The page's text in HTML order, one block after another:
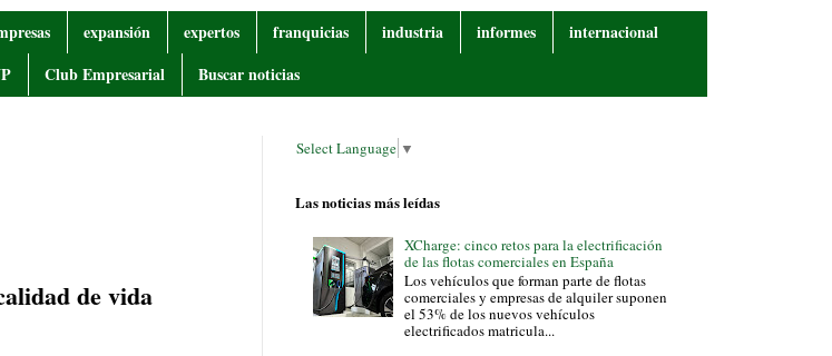
expansión expertos franquicias industria informes
internacional
Club Empresarial Buscar noticias
de vida
Select Language ▼
Las noticias más leídas
XCharge: cinco retos para la electrificación
de las flotas comerciales en España
Los vehículos que forman parte de flotas
comerciales y empresas de alquiler suponen
el 53% de los nuevos vehículos
electrificados matricula...